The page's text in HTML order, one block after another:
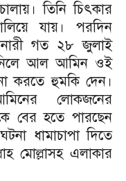
তিনি চিৎকার
যায়। পরদিন
গত ২৮ জুলাই
নিলে আল আমিন ওই
করতে হুমকি দেন।
লোকজনের
বের হতে পারছেন
ধামাচাপা দিতে
মোল্লাসহ এলাকার